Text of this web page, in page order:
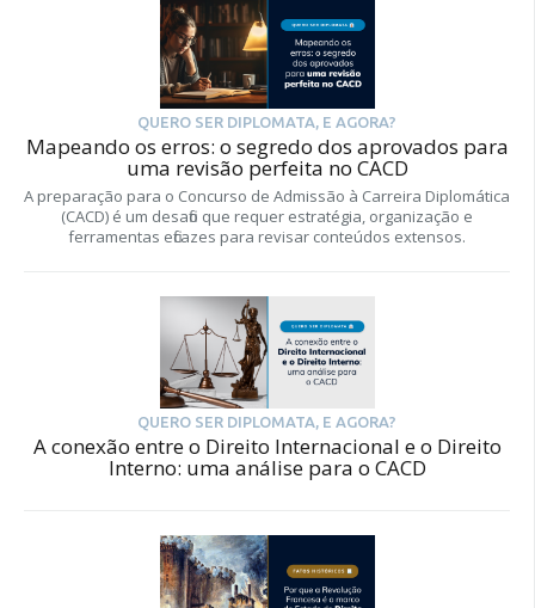
QUERO SER DIPLOMATA, E AGORA?
Mapeando os erros: o segredo dos aprovados para
uma revisão perfeita no CACD
A preparação para o Concurso de Admissão à Carreira Diplomática
(CACD) é um desafio que requer estratégia, organização e
ferramentas eficazes para revisar conteúdos extensos.
QUERO SER DIPLOMATA, E AGORA?
A conexão entre o Direito Internacional e o Direito
Interno: uma análise para o CACD